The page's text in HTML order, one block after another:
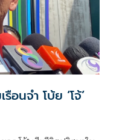
อนจำ โบ้ย ‘โจ้’